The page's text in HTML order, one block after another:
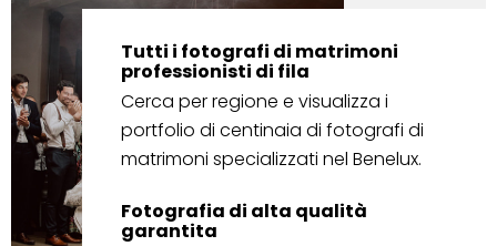
Tutti i fotografi di matrimoni
professionisti di fila
Cerca per regione e visualizza i
portfolio di centinaia di fotografi di
matrimoni specializzati nel Benelux.
Fotografia di alta qualità
garantita